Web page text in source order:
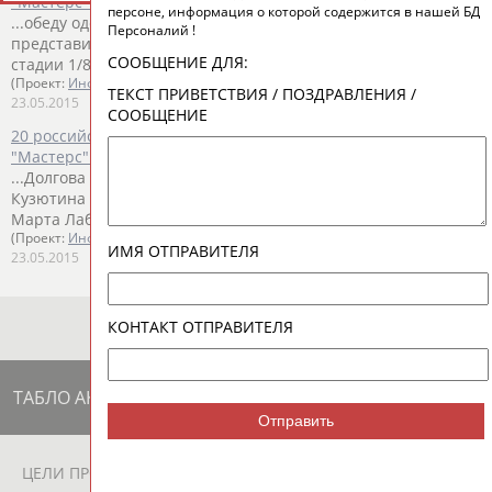
...обеду одержал ее соотечественник Денис Ярцев. Еще одна
представительница России
стадии 1/8 финала. ...
(Проект: Информационное агентство СТАДИОН
23.05.2015
20 российских дзюдоистов выступят на элитном турнире
"Мастерс" в Марокко
...Долгова и Кристина Румянцева (до 48 кг), Наталья
Кузютина и
Марта Лабазина...
(Проект: Информационное агентство СТАДИОН
23.05.2015
ТАБЛО АКТИВНОСТИ
ЦЕЛИ ПРОЕКТА
персоне, информация о которой содержится в нашей БД
Персоналий !
СООБЩЕНИЕ ДЛЯ:
ТЕКСТ ПРИВЕТСТВИЯ / ПОЗДРАВЛЕНИЯ /
СООБЩЕНИЕ
ИМЯ ОТПРАВИТЕЛЯ
КОНТАКТ ОТПРАВИТЕЛЯ
Отправить